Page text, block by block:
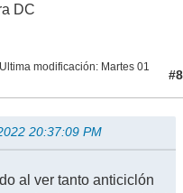
DC
Ultima modificación: Martes 01
#8
20:37:09 PM
al ver tanto anticiclón